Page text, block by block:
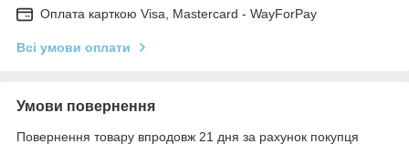
Оплата карткою Visa, Mastercard - WayForPay
Всі умови оплати
Умови повернення
Повернення товару впродовж 21 дня за рахунок покупця